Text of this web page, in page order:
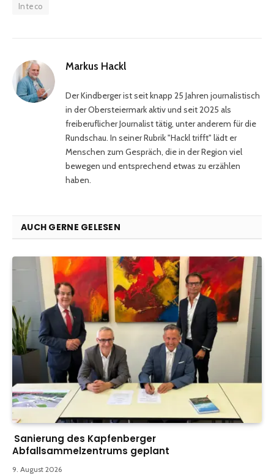
Inteco
Markus Hackl
Der Kindberger ist seit knapp 25 Jahren journalistisch
in der Obersteiermark aktiv und seit 2025 als
freiberuflicher Journalist tätig, unter anderem für die
Rundschau. In seiner Rubrik "Hackl trifft" lädt er
Menschen zum Gespräch, die in der Region viel
bewegen und entsprechend etwas zu erzählen
haben.
AUCH GERNE GELESEN
Sanierung des Kapfenberger
Abfallsammelzentrums geplant
9. August 2026